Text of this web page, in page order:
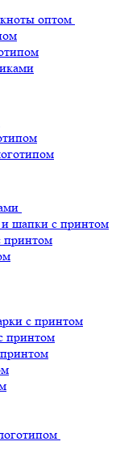
оптом
шапки с принтом
принтом
с принтом
принтом